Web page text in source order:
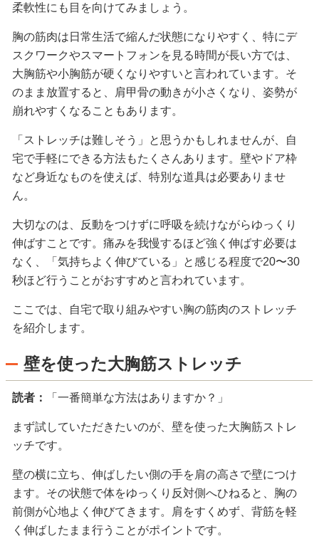
柔軟性にも目を向けてみましょう。
胸の筋肉は日常生活で縮んだ状態になりやすく、特にデ
スクワークやスマートフォンを見る時間が長い方では、
大胸筋や小胸筋が硬くなりやすいと言われています。そ
のまま放置すると、肩甲骨の動きが小さくなり、姿勢が
崩れやすくなることもあります。
「ストレッチは難しそう」と思うかもしれませんが、自
宅で手軽にできる方法もたくさんあります。壁やドア枠
など身近なものを使えば、特別な道具は必要ありませ
ん。
大切なのは、反動をつけずに呼吸を続けながらゆっくり
伸ばすことです。痛みを我慢するほど強く伸ばす必要は
なく、「気持ちよく伸びている」と感じる程度で20〜30
秒ほど行うことがおすすめと言われています。
ここでは、自宅で取り組みやすい胸の筋肉のストレッチ
を紹介します。
壁を使った大胸筋ストレッチ
読者： 「一番簡単な方法はありますか？」
まず試していただきたいのが、壁を使った大胸筋ストレ
ッチです。
壁の横に立ち、伸ばしたい側の手を肩の高さで壁につけ
ます。その状態で体をゆっくり反対側へひねると、胸の
前側が心地よく伸びてきます。肩をすくめず、背筋を軽
く伸ばしたまま行うことがポイントです。